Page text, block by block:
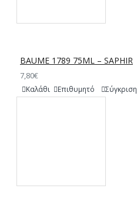
BAUME 1789 75ML – SAPHIR
7,80€
Καλάθι Επιθυμητό Σύγκριση